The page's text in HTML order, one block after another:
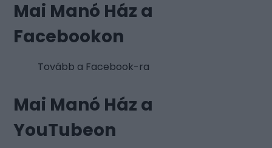
Mai Manó Ház a
Facebookon
Tovább a Facebook-ra
Mai Manó Ház a
YouTubeon